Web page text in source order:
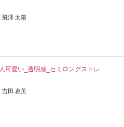
飛澤 太陽
可愛い_透明感_セミロングストレ
吉田 恵美